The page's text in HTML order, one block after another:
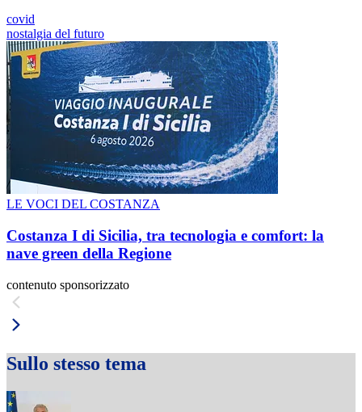
covid
nostalgia del futuro
LE VOCI DEL COSTANZA
Costanza I di Sicilia, tra tecnologia e comfort: la
nave green della Regione
contenuto sponsorizzato
Sullo stesso tema